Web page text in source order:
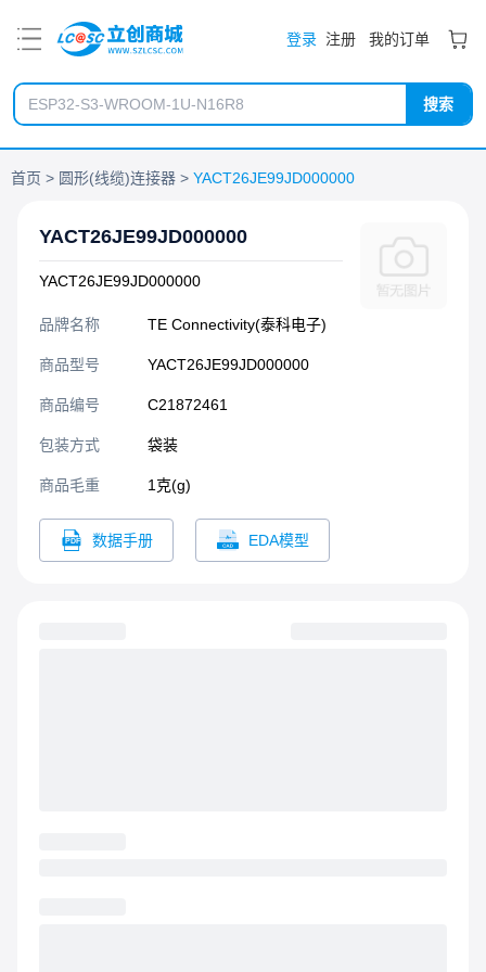
登录 注册 我的订单
搜索
首页 圆形(线缆)连接器 YACT26JE99JD000000
YACT26JE99JD000000
YACT26JE99JD000000
品牌名称 TE Connectivity(泰科电子)
商品型号 YACT26JE99JD000000
商品编号 C21872461
包装方式 袋装
商品毛重 1克(g)
数据手册 EDA模型